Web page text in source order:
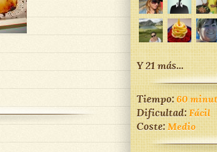
Y 21 más...
Tiempo:60
Dificultad:Fácil
Coste:Medio